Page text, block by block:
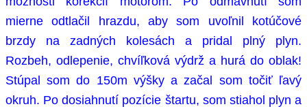
mierne odtlačil hrazdu, aby som uvoľnil kotúčové
brzdy na zadných kolesách a pridal plný plyn.
Rozbeh, odlepenie, chvíľková výdrž a hurá do oblak!
Stúpal som do 150m výšky a začal som točiť ľavý
okruh. Po dosiahnutí pozície štartu, som stiahol plyn a